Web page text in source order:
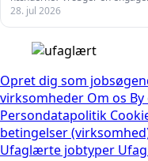
28. jul 2026
Opret dig som
virksomheder Om os
Persondatapolitik
betingelser
Ufaglærte jobtyper